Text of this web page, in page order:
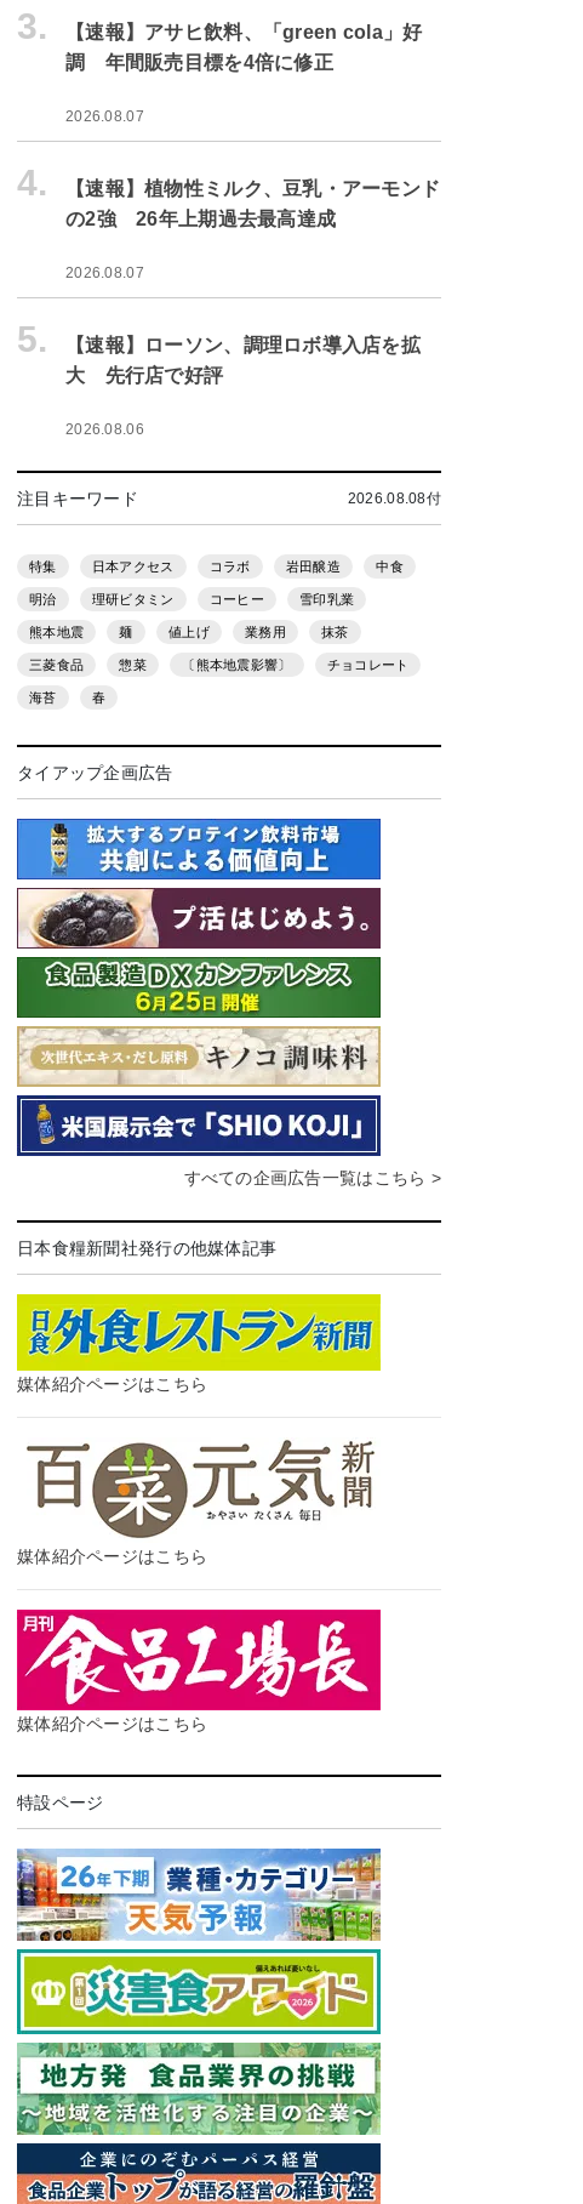
3.
【速報】アサヒ飲料、「green cola」好
調 年間販売目標を4倍に修正
2026.08.07
4.
【速報】植物性ミルク、豆乳・アーモンド
の2強 26年上期過去最高達成
2026.08.07
5.
【速報】ローソン、調理ロボ導入店を拡
大 先行店で好評
2026.08.06
注目キーワード 2026.08.08付
特集 日本アクセス コラボ 岩田醸造 中食
明治 理研ビタミン コーヒー 雪印乳業
熊本地震 麺 値上げ 業務用 抹茶
三菱食品 惣菜 〔熊本地震影響〕 チョコレート
海苔 春
タイアップ企画広告
すべての企画広告一覧はこちら >
日本食糧新聞社発行の他媒体記事
媒体紹介ページはこちら
媒体紹介ページはこちら
媒体紹介ページはこちら
特設ページ